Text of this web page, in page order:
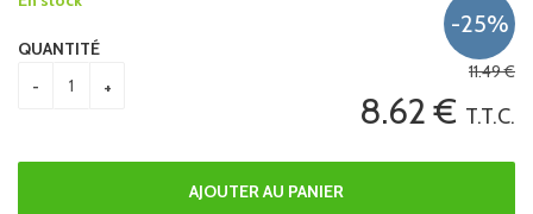
11.49€
8.62€ T.T.C.
QUANTITÉ